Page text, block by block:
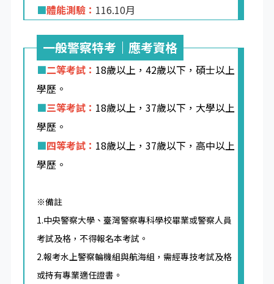
■體能測驗： 116.10月
一般警察特考｜應考資格
■二等考試： 18歲以上，42歲以下，碩士以上
學歷。
■三等考試： 18歲以上，37歲以下，大學以上
學歷。
■四等考試： 18歲以上，37歲以下，高中以上
學歷。
※備註
1.中央警察大學、臺灣警察專科學校畢業或警察人員
考試及格，不得報名本考試。
2.報考水上警察輪機組與航海組，需經專技考試及格
或持有專業適任證書。